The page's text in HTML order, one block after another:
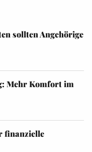
sollten Angehörige
Mehr Komfort im
finanzielle